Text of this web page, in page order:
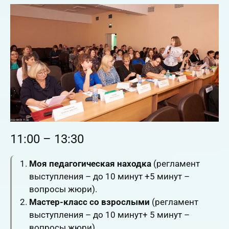
приключений и новых открытий, где придётся
победить «Королеву червей» и после торжества
добра и справедливости войти в новую сказку…
Визитная карточка «Я —
педагог»
{"@context":"https:\/\/schema.org","@type":"VideoO
2023","description":"Муниципальный этап
всероссийского конкурса «Воспитатель года» в
г. Ленинск-Кузнецкий. Период проведения 26-
27.10.2022. Участники: Рахимова Е.Г., Шибеко
С.Г., Трошкина Е.В.","uploadDate":"2022-10-
18T17:03:36+07:00","thumbnailUrl":"https:\/\/cdn.n
mclk.ru\/wp-
11:00 – 13:30
Моя педагогическая находка(регламент
выступления – до 10 минут +5 минут –
вопросы жюри).
Мастер-класс со взрослыми (регламент
выступления – до 10 минут+ 5 минут –